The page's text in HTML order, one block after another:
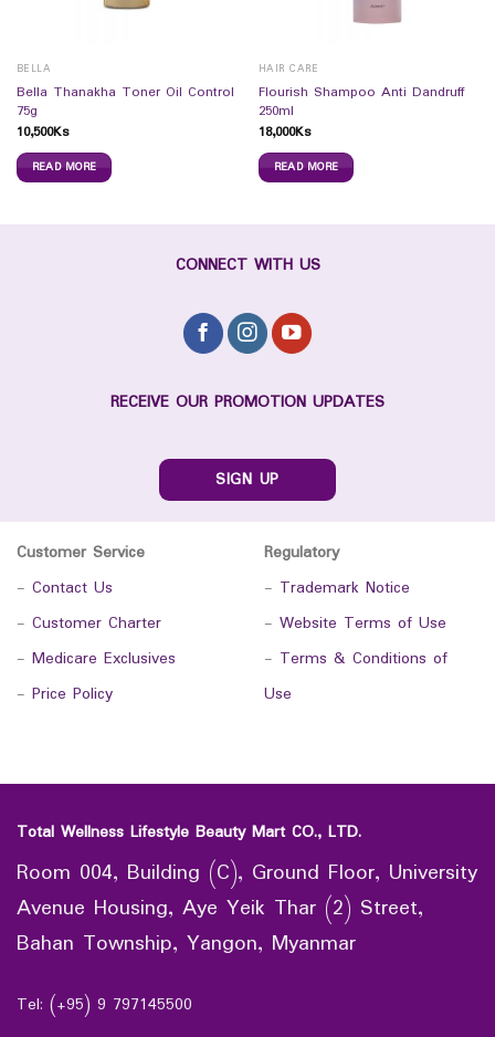
BELLA
Bella Thanakha Toner Oil Control
75g
10,500Ks
READ MORE
HAIR CARE
Flourish Shampoo Anti Dandruff
250ml
18,000Ks
READ MORE
CONNECT WITH US
RECEIVE OUR PROMOTION UPDATES
SIGN UP
Customer Service
- Contact Us
- Customer Charter
- Medicare Exclusives
- Price Policy
Regulatory
- Trademark Notice
- Website Terms of Use
- Terms & Conditions of
Use
Total Wellness Lifestyle Beauty Mart CO., LTD.
Room 004, Building (C), Ground Floor, University
Avenue Housing, Aye Yeik Thar (2) Street,
Bahan Township, Yangon, Myanmar
Tel: (+95) 9 797145500